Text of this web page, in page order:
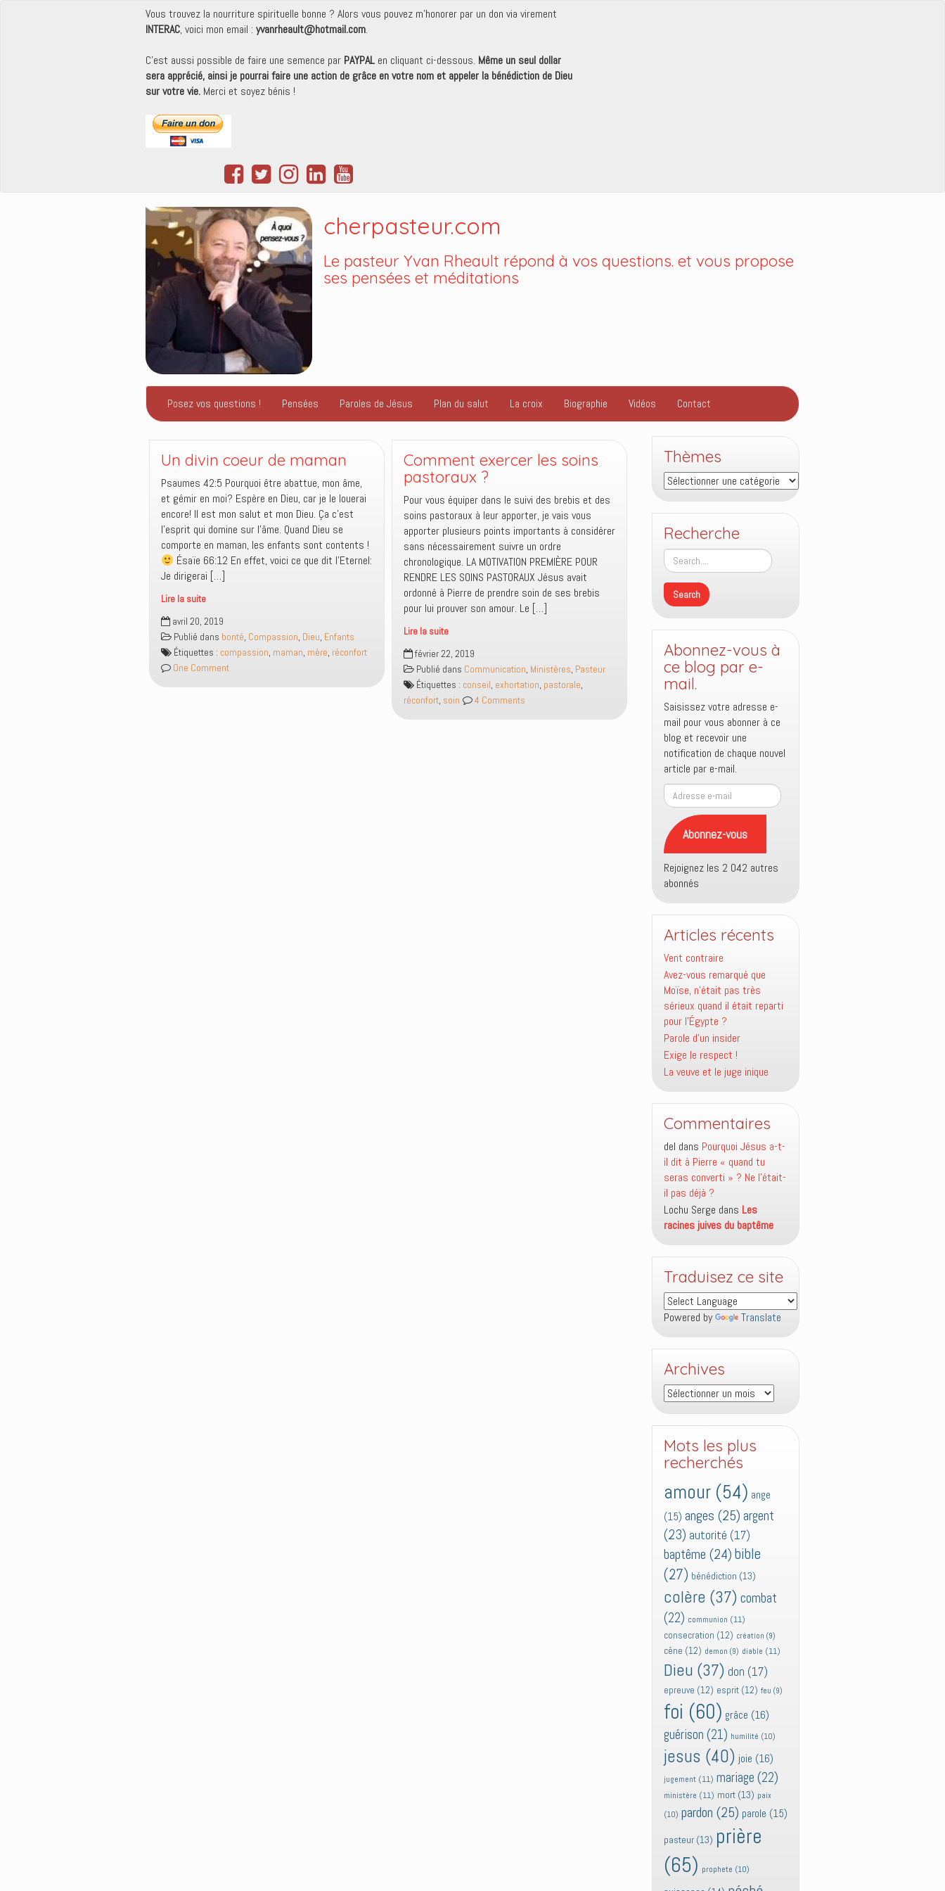
Vous trouvez la nourriture spirituelle bonne ? Alors vous pouvez m'honorer par un don via virement
INTERAC, voici mon email : yvanrheault@hotmail.com.
C'est aussi possible de faire une semence par PAYPAL en cliquant ci-dessous. Même un seul dollar
sera apprécié, ainsi je pourrai faire une action de grâce en votre nom et appeler la bénédiction de Dieu
sur votre vie. Merci et soyez bénis !
cherpasteur.com
Le pasteur Yvan Rheault répond à vos questions. et vous propose
ses pensées et méditations
Posez vos questions ! Pensées Paroles de Jésus Plan du salut La croix Biographie Vidéos Contact
Un divin coeur de maman
Psaumes 42:5 Pourquoi être abattue, mon âme,
et gémir en moi? Espère en Dieu, car je le louerai
encore! Il est mon salut et mon Dieu. Ça c’est
l’esprit qui domine sur l’âme. Quand Dieu se
comporte en maman, les enfants sont contents !
Ésaïe 66:12 En effet, voici ce que dit l’Eternel:
Je dirigerai […]
Lire la suite
Un
divin
coeur
de
maman
avril 20, 2019
Publié dans bonté, Compassion, Dieu, Enfants
Étiquettes : compassion, maman, mère, réconfort
One Comment
Comment exercer les soins
pastoraux ?
Pour vous équiper dans le suivi des brebis et des
soins pastoraux à leur apporter, je vais vous
apporter plusieurs points importants à considérer
sans nécessairement suivre un ordre
chronologique. LA MOTIVATION PREMIÈRE POUR
RENDRE LES SOINS PASTORAUX Jésus avait
ordonné à Pierre de prendre soin de ses brebis
pour lui prouver son amour. Le […]
Lire la suite
Comment
exercer
les
soins
pastoraux
février 22, 2019
Publié dans Communication, Ministères, Pasteur
Étiquettes : conseil, exhortation, pastorale,
réconfort, soin 4 Comments
Thèmes
Thèmes
Recherche
Abonnez-vous à
ce blog par e-
mail.
Saisissez votre adresse e-
mail pour vous abonner à ce
blog et recevoir une
notification de chaque nouvel
article par e-mail.
Adresse
e-
mail
Abonnez-vous
Rejoignez les 2 042 autres
abonnés
Articles récents
Vent contraire
Avez-vous remarqué que
Moïse, n’était pas très
sérieux quand il était reparti
pour l’Égypte ?
Parole d’un insider
Exige le respect !
La veuve et le juge inique
Commentaires
del dans Pourquoi Jésus a-t-
il dit à Pierre « quand tu
seras converti » ? Ne l’était-
il pas déjà ?
Lochu Serge dans Les
racines juives du baptême
Traduisez ce site
Powered by Translate
Archives
Archives
Mots les plus
recherchés
amour (54) ange
(15) anges (25) argent
(23) autorité (17)
baptême (24) bible
(27) bénédiction (13)
colère (37) combat
(22) communion (11)
consecration (12) création (9)
cène (12) demon (9) diable (11)
Dieu (37) don (17)
epreuve (12) esprit (12) feu (9)
foi (60) grâce (16)
guérison (21) humilité (10)
jesus (40) joie (16)
jugement (11) mariage (22)
ministère (11) mort (13) paix
(10) pardon (25) parole (15)
pasteur (13) prière
(65) prophete (10)